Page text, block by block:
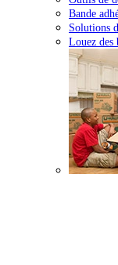
Bande
Solutions
Louez des